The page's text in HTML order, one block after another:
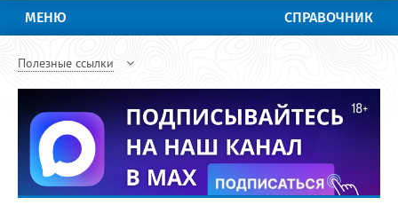
МЕНЮ СПРАВОЧНИК
Полезные ссылки